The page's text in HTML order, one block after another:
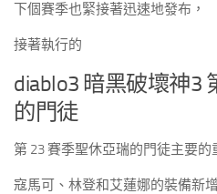
下個賽季也緊接著迅速地發布，
接著執行的
diablo3 暗黑破壞神3
的門徒
第 23 賽季聖休亞瑞的門徒主要的
寇馬可、林登和艾蓮娜的裝備新